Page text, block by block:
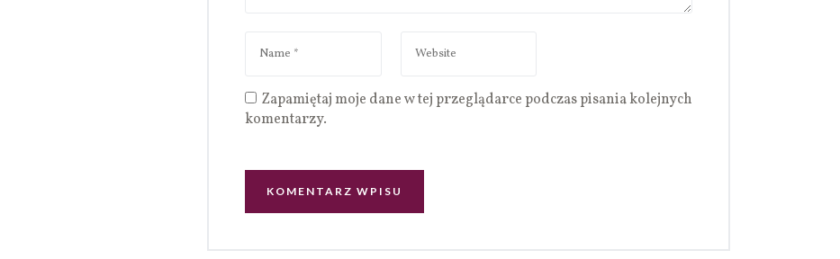
Zapamiętaj moje dane w tej przeglądarce podczas pisania kolejnych
komentarzy.